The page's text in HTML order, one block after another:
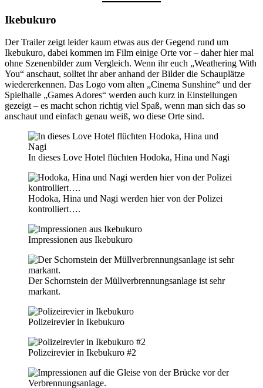
Ikebukuro
Der Trailer zeigt leider kaum etwas aus der Gegend rund um
Ikebukuro, dabei kommen im Film einige Orte vor – daher hier mal
ohne Szenenbilder zum Vergleich. Wenn ihr euch „Weathering With
You“ anschaut, solltet ihr aber anhand der Bilder die Schauplätze
wiedererkennen. Das Logo vom alten „Cinema Sunshine“ und der
Spielhalle „Games Adores“ werden auch kurz in Einstellungen
gezeigt – es macht schon richtig viel Spaß, wenn man sich das so
anschaut und einfach genau weiß, wo diese Orte sind.
In dieses Love Hotel flüchten Hodoka, Hina und Nagi
Hodoka, Hina und Nagi werden hier von der Polizei
kontrolliert….
Impressionen aus Ikebukuro
Der Schornstein der Müllverbrennungsanlage ist sehr
markant.
Polizeirevier in Ikebukuro
Polizeirevier in Ikebukuro #2